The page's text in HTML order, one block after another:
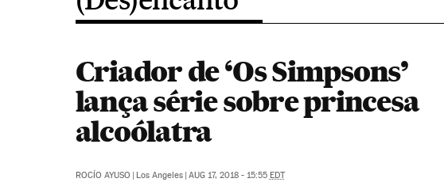
Criador de ‘Os Simpsons’
lança série sobre princesa
alcoólatra
ROCÍO AYUSO | Los Angeles | AUG 17, 2018 - 15:55 EDT